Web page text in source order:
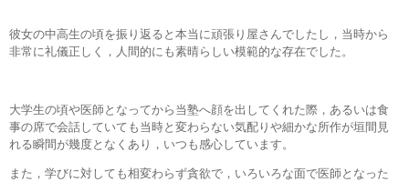
彼女の中高生の頃を振り返ると本当に頑張り屋さんでしたし，当時から
非常に礼儀正しく，人間的にも素晴らしい模範的な存在でした。
大学生の頃や医師となってから当塾へ顔を出してくれた際，あるいは食
事の席で会話していても当時と変わらない気配りや細かな所作が垣間見
れる瞬間が幾度となくあり，いつも感心しています。
また，学びに対しても相変わらず貪欲で，いろいろな面で医師となった